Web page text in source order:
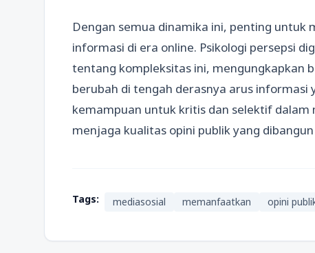
Dengan semua dinamika ini, penting untuk
informasi di era online. Psikologi persepsi
tentang kompleksitas ini, mengungkapkan
berubah di tengah derasnya arus informasi
kemampuan untuk kritis dan selektif
menjaga kualitas opini publik yang
Tags: mediasosial memanfaatkan opini